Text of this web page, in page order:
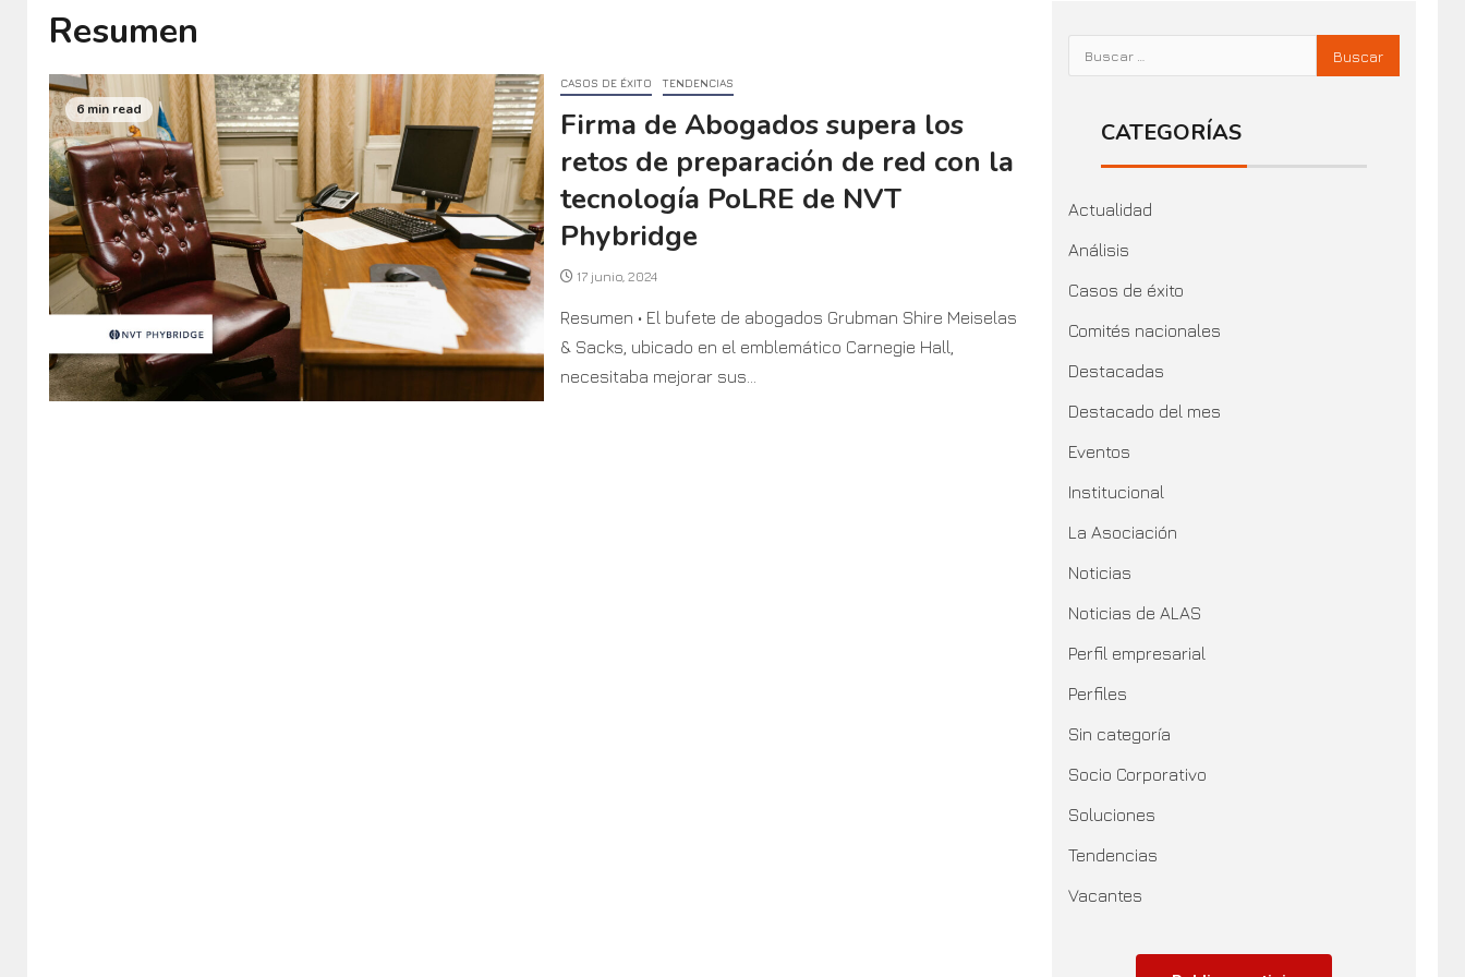
Resumen
6 min read
CASOS DE ÉXITO TENDENCIAS
Firma de Abogados supera los
retos de preparación de red con la
tecnología PoLRE de NVT
Phybridge
17 junio, 2024
Resumen • El bufete de abogados Grubman Shire Meiselas
& Sacks, ubicado en el emblemático Carnegie Hall,
necesitaba mejorar sus...
CATEGORÍAS
Actualidad
Análisis
Casos de éxito
Comités nacionales
Destacadas
Destacado del mes
Eventos
Institucional
La Asociación
Noticias
Noticias de ALAS
Perfil empresarial
Perfiles
Sin categoría
Socio Corporativo
Soluciones
Tendencias
Vacantes